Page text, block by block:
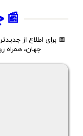
📰
📅 برای اطلاع از
جهان، همراه